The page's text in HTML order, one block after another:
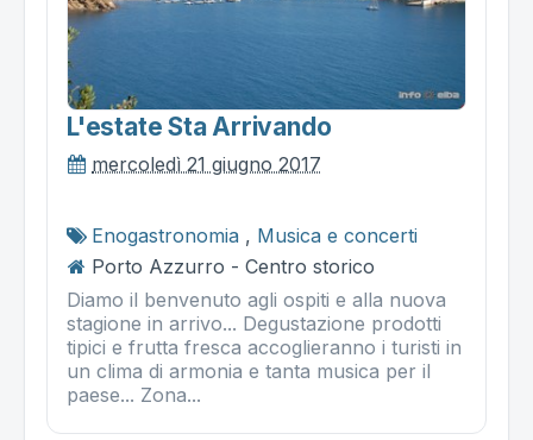
L'estate Sta Arrivando
mercoledì 21 giugno 2017
Enogastronomia , Musica e concerti
Porto Azzurro - Centro storico
Diamo il benvenuto agli ospiti e alla nuova
stagione in arrivo... Degustazione prodotti
tipici e frutta fresca accoglieranno i turisti in
un clima di armonia e tanta musica per il
paese... Zona...